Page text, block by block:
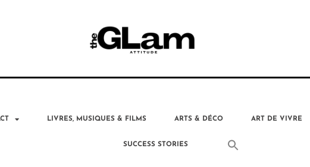
LIVRES, MUSIQUES & FILMS ARTS & DÉCO ART DE VIVRE
SUCCESS STORIES